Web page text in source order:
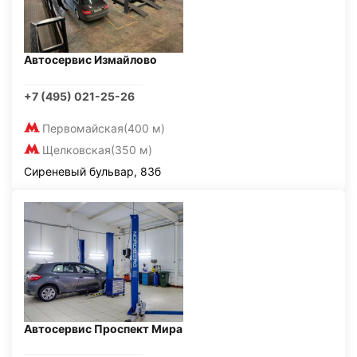
Автосервис Измайлово
+7 (495) 021-25-26
Первомайская(400 м)
Щелковская(350 м)
Сиреневый бульвар, 83б
Автосервис Проспект Мира